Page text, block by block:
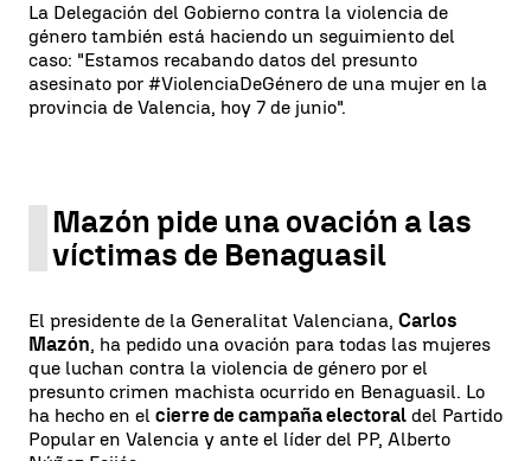
La Delegación del Gobierno contra la violencia de
género también está haciendo un seguimiento del
caso: "Estamos recabando datos del presunto
asesinato por #ViolenciaDeGénero de una mujer en la
provincia de Valencia, hoy 7 de junio".
Mazón pide una ovación a las
víctimas de Benaguasil
El presidente de la Generalitat Valenciana, Carlos
Mazón, ha pedido una ovación para todas las mujeres
que luchan contra la violencia de género por el
presunto crimen machista ocurrido en Benaguasil. Lo
ha hecho en el cierre de campaña electoral del Partido
Popular en Valencia y ante el líder del PP, Alberto